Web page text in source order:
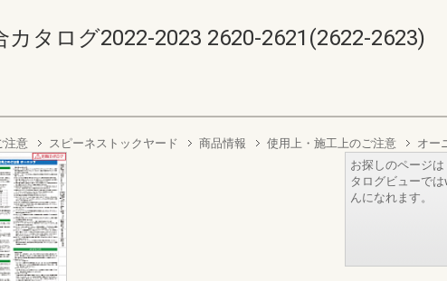
タログ2022-2023 2620-2621(2622-2623)
注意 スピーネストックヤード 商品情報 使用上・施工上のご注意 オー
お探しのページ
タログビューで
んになれます。